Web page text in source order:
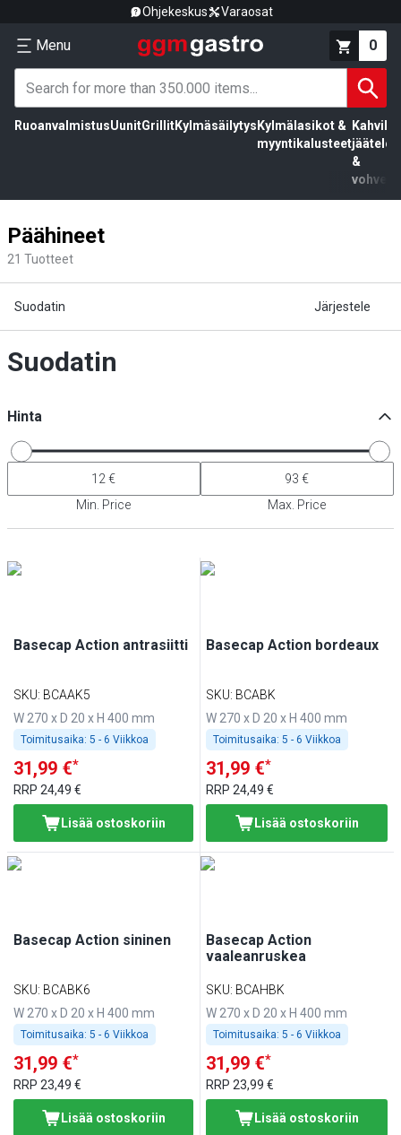
Ohjekeskus Varaosat
Menu 0
RuoanvalmistusUunitGrillitKylmäsäilytys Kylmälasikot &
myyntikalusteet
Kahvila,
jäätelö
&
vohvelit
Päähineet
21 Tuotteet
Suodatin Järjestele
Suodatin
Hinta
Min. Price Max. Price
Basecap Action antrasiitti
SKU: BCAAK5
W 270 x D 20 x H 400 mm
Toimitusaika: 5 - 6 Viikkoa
31,99 €*
RRP 24,49 €
Lisää ostoskoriin
Basecap Action bordeaux
SKU: BCABK
W 270 x D 20 x H 400 mm
Toimitusaika: 5 - 6 Viikkoa
31,99 €*
RRP24,49 €
Lisää ostoskoriin
Basecap Action sininen
SKU: BCABK6
W 270 x D 20 x H 400 mm
Toimitusaika: 5 - 6 Viikkoa
31,99 €*
RRP 23,49 €
Lisää ostoskoriin
Basecap Action
vaaleanruskea
SKU: BCAHBK
W 270 x D 20 x H 400 mm
Toimitusaika: 5 - 6 Viikkoa
31,99 €*
RRP23,99 €
Lisää ostoskoriin